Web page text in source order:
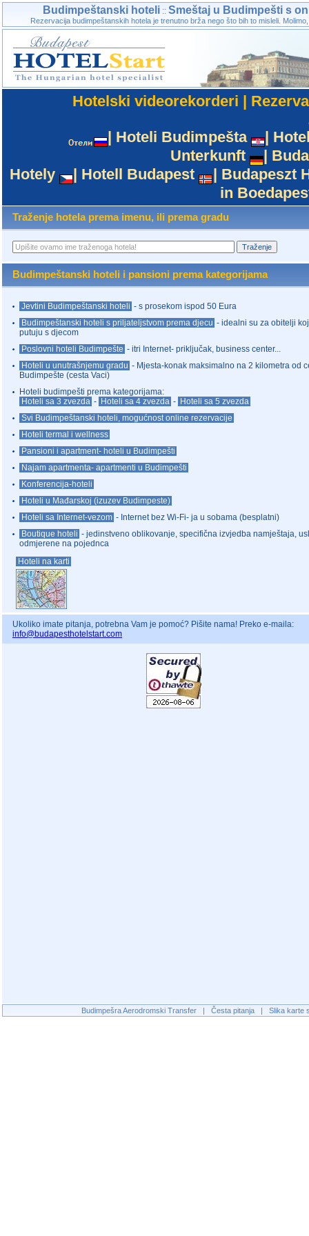
Budimpeštanski hoteli :: Smeštaj u Budimpešti s
Rezervacija budimpeštanskih hotela je trenutno brža nego što bih to misleli.
Hotelski videorekorderi |
| Hoteli Budimpešta |
Unterkunft
|
Hotely
| Hotell Budapest | Budapeszt
in
Traženje hotela prema imenu, ili prema gradu
Budimpeštanski hoteli i pansioni prema kategorijama
Jevtini Budimpeštanski hoteli - s prosekom ispod 50 Eura
Budimpeštanski hoteli s priljateljstvom prema djecu - idealni su za obitelji
putuju s djecom
Poslovni hoteli Budimpešte - itri Internet- priključak, business center...
Hoteli u unutrašnjemu gradu - Mjesta-konak maksimalno na 2 kilometra od
Budimpešte (cesta Vaci)
Hoteli budimpešti prema kategorijama:
Hoteli sa 3 zvezda - Hoteli sa 4 zvezda - Hoteli sa 5 zvezda
Svi Budimpeštanski hoteli, mogućnost online rezervacije
Hoteli termal i wellness
Pansioni i apartment- hoteli u Budimpešti
Najam apartmenta- apartmenti u Budimpešti
Konferencija-hoteli
Hoteli u Mađarskoj (izuzev Budimpeste)
Hoteli sa Internet-vezom - Internet bez Wi-Fi- ja u sobama (besplatni)
Boutique hoteli - jedinstveno oblikovanje, specifična izvjedba namještaja,
odmjerene na pojednca
Hoteli na karti
Ukoliko imate pitanja, potrebna Vam je pomoć? Pišite nama! Preko e-maila:
info@budapesthotelstart.com
Budimpešra Aerodromski Transfer | Česta pitanja | Slika karte